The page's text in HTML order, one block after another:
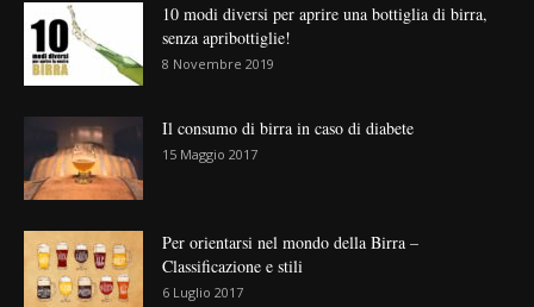
10 modi diversi per aprire una bottiglia di birra,
senza apribottiglie!
8 Novembre 2019
Il consumo di birra in caso di diabete
15 Maggio 2017
Per orientarsi nel mondo della Birra –
Classificazione e stili
6 Luglio 2017